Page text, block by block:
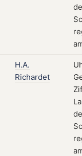
H.A.
Richardet